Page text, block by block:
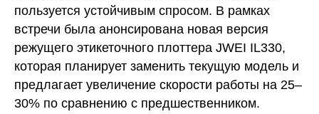
пользуется устойчивым спросом. В рамках
встречи была анонсирована новая версия
режущего этикеточного плоттера JWEI IL330,
которая планирует заменить текущую модель и
предлагает увеличение скорости работы на 25–
30% по сравнению с предшественником.